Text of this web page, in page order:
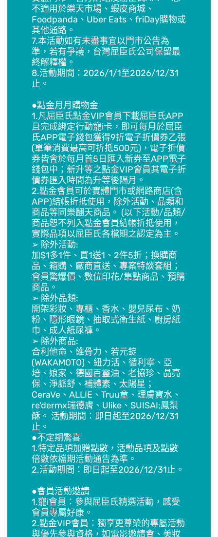
不適用於樂天市場、蝦皮商城、
Foodpanda、Uber Eats、friDay購物或
其他通路。
7.本活動如有未盡事宜以門市公告為
準，若有爭議，台灣屈臣氏公司保留最
終解釋權。
8.活動期間：2026/1/1至2026/12/31
止。
●點金月月購物金
1.凡屈臣氏點金VIP會員下載屈臣氏APP
且完成綁定行動寵i卡，即可每月於屈臣
氏APP電子錢包獲得9折電子折價券乙張
(單筆消費最高可折抵500元)，電子折價
券皆會於每月首5日匯入新券至APP電子
錢包中；新升等之點金VIP會員其電子折
價券匯入時間為升等後隔月。
2.點金會員可於實體門市或網路商店(含
APP)結帳折抵使用，除外活動、品類和
商品等同樂翻天商品。 (以下活動/品類/
商品恕不列入點金會員結帳折抵使用，
實際品項以屈臣氏各檔期之認定為主。
➢ 除外活動:
加$1多1件、買1送1、2件5折；換購商
品、箱購、廠商直送、專案特談套組；
會員驚爆價、數位印花/集點商品、預購
商品。
➢ 除外品類:
開架彩妝、專櫃、香水、嬰兒尿布、奶
粉、隱形眼鏡、抽取式衛生紙、廚房紙
巾、成人紙尿褲。
➢ 除外商品:
合利他命、維骨力、若元錠
(WAKAMOTO)、紐力活、循利寧、亞
培、娘家、德國百靈油、老協珍、晶亮
保、淨脈舒、補體素、太陽星；
CeraVe、ALLIE、Truu童、理膚寶水、
re'dermx瑞德膚、Ulike、SUISAI;鳳梨
酥。 活動期間：即日起至2026/12/31
止。
●不定期驚喜
1.特定品項加贈點數，活動品項及點數
倍數依檔期活動通告為準。
2.活動期間：即日起至2026/12/31止。
●會員活動邀請
1.寵i會員：參與屈臣氏精選活動，感受
會員專屬好康。
2.點金VIP會員：獨享更尊榮的專屬活動
與優先參與資格，如電影邀請會、美妝